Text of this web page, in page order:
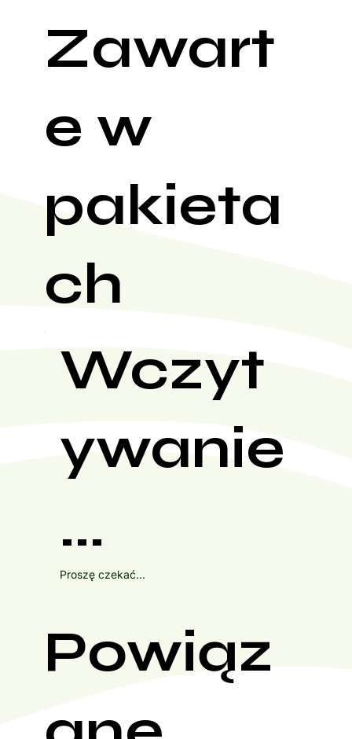
Zawart
e w
pakieta
ch
Wczyt
ywanie
...
Proszę czekać...
Powiąz